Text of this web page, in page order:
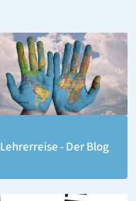
Lehrerreise - Der Blog